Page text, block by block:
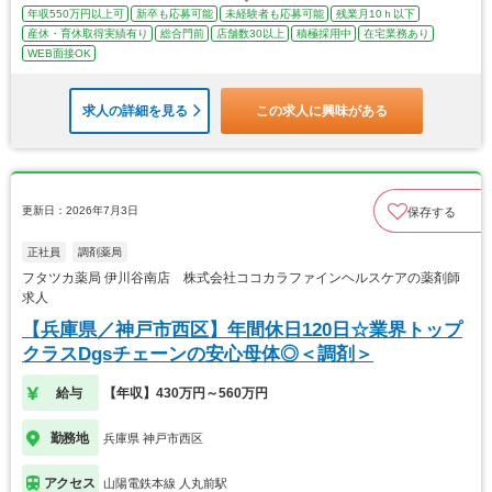
年収550万円以上可 新卒も応募可能 未経験者も応募可能
残業月10ｈ以下
産休・育休取得実績有り
総合門前 店舗数30以上 積極採用中
在宅業務あり
WEB面接OK
求人の詳細を見る この求人に興味がある
更新日：2026年7月3日 保存する
正社員 調剤薬局
フタツカ薬局 伊川谷南店 株式会社ココカラファインヘルスケアの薬剤師
求人
【兵庫県／神戸市西区】年間休日120日☆業界トップ
クラスDgsチェーンの安心母体◎＜調剤＞
給与 【年収】430万円～560万円
勤務地 兵庫県 神戸市西区
アクセス 山陽電鉄本線 人丸前駅